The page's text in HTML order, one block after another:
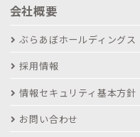
会社概要
ぶらあぼホールディングス
採用情報
情報セキュリティ基本方針
お問い合わせ